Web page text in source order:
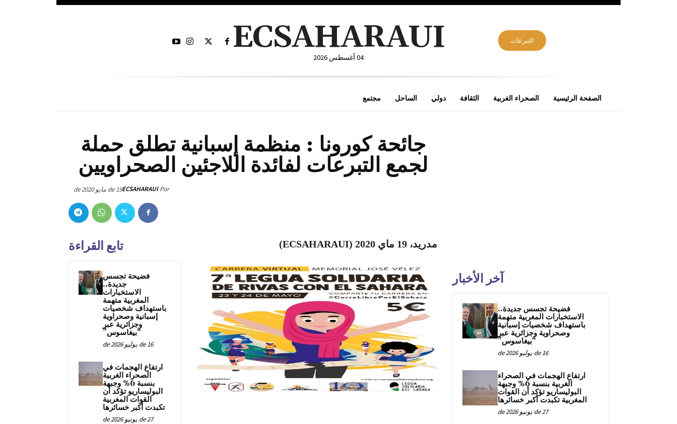
التبرعات ECSAHARAUI
04 أغسطس 2026
الصفحة الرئيسية الصحراء الغربية الثقافة دولي الساحل مجتمع
جائحة كورونا : منظمة إسبانية تطلق حملة
لجمع التبرعات لفائدة اللاجئين الصحراويين
Por
ECSAHARAUI19 de مايو de 2020
تابع القراءة
فضيحة تجسس
جديدة..
الاستخبارات
المغربية متهمة
باستهداف شخصيات
إسبانية وصحراوية
وجزائرية عبر
“بيغاسوس”
16 de يوليو de 2026
ارتفاع الهجمات في
الصحراء الغربية
بنسبة 6% وجبهة
البوليساريو تؤكد أن
القوات المغربية
تكبدت أكبر خسائرها
27 de يونيو de 2026
مدريد، 19 ماي 2020 (ECSAHARAUI)
آخر الأخبار
فضيحة تجسس جديدة..
الاستخبارات المغربية متهمة
باستهداف شخصيات إسبانية
وصحراوية وجزائرية عبر
“بيغاسوس”
16 de يوليو de 2026
ارتفاع الهجمات في الصحراء
الغربية بنسبة 6% وجبهة
البوليساريو تؤكد أن القوات
المغربية تكبدت أكبر خسائرها
27 de يونيو de 2026